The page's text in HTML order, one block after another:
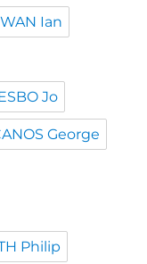
Ian
Jo
George
Philip